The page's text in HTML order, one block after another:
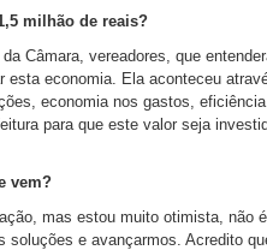
milhão de reais?
Câmara, vereadores, que
esta economia. Ela aconteceu
economia nos gastos,
para que este valor seja
vem?
mas estou muito otimista, não
soluções e avançarmos. Acredito